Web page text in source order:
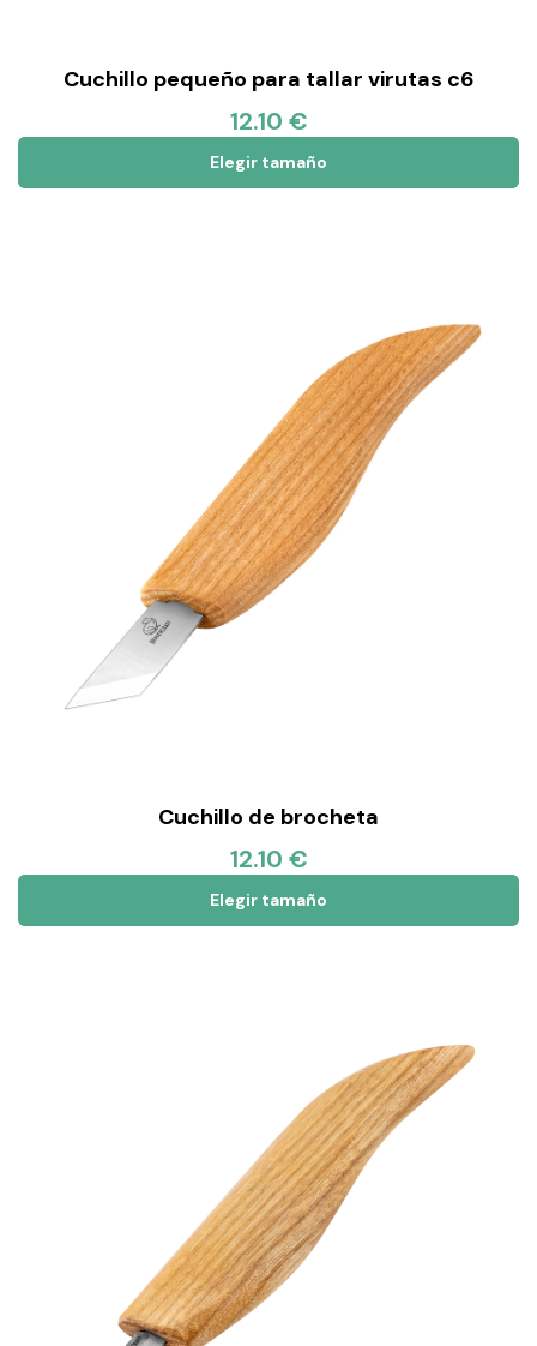
Cuchillo pequeño para tallar virutas c6
12.10 €
Elegir tamaño
Cuchillo de brocheta
12.10 €
Elegir tamaño